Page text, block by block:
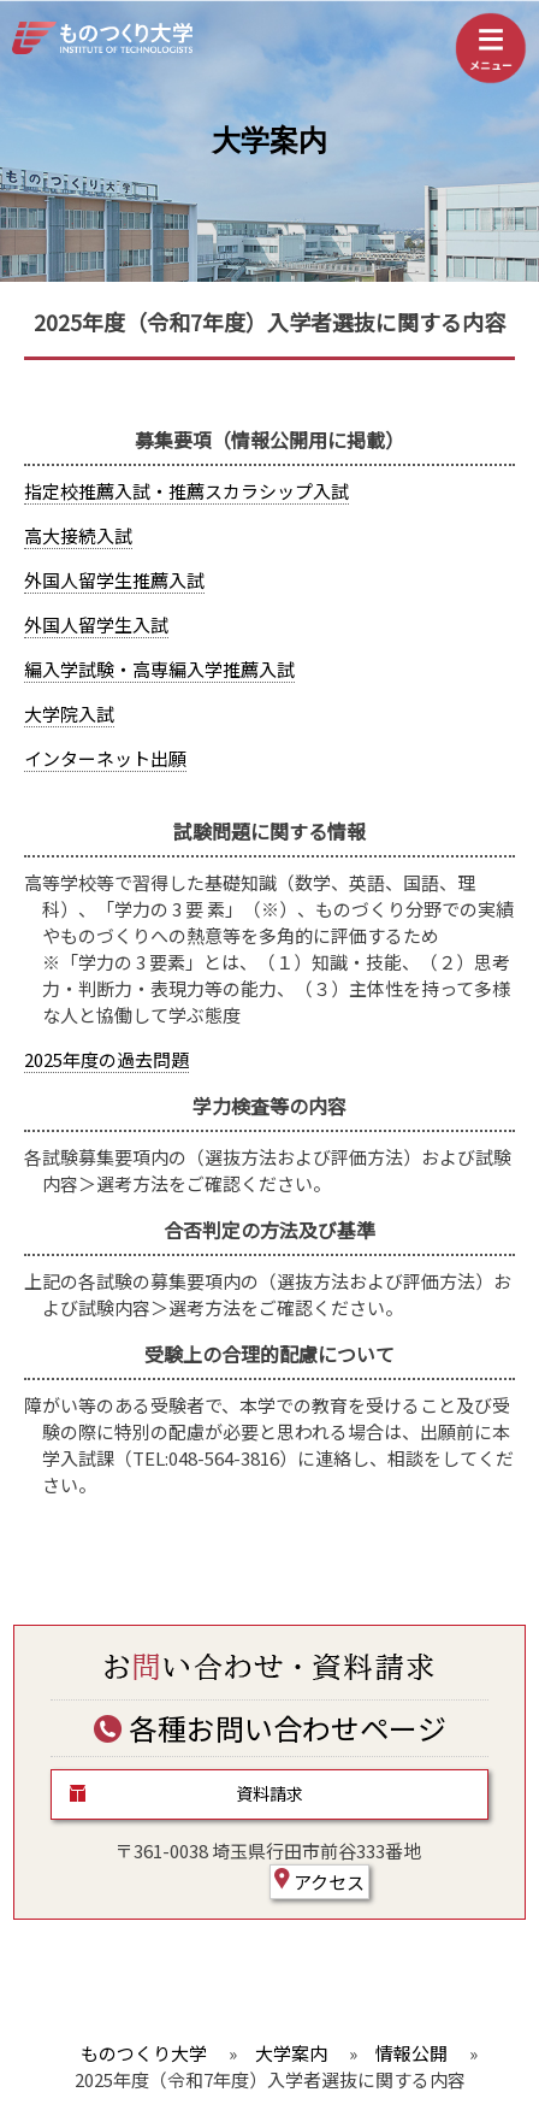
大学案内
2025年度（令和7年度）入学者選抜に関する内容
募集要項（情報公開用に掲載）
指定校推薦入試・推薦スカラシップ入試
高大接続入試
外国人留学生推薦入試
外国人留学生入試
編入学試験・高専編入学推薦入試
大学院入試
インターネット出願
試験問題に関する情報
高等学校等で習得した基礎知識（数学、英語、国語、理
科）、「学力の 3 要 素」（※）、ものづくり分野での実績
やものづくりへの熱意等を多角的に評価するため
※「学力の 3 要素」とは、（１）知識・技能、（２）思考
力・判断力・表現力等の能力、（３）主体性を持って多様
な人と協働して学ぶ態度
2025年度の過去問題
学力検査等の内容
各試験募集要項内の（選抜方法および評価方法）および試験
内容＞選考方法をご確認ください。
合否判定の方法及び基準
上記の各試験の募集要項内の（選抜方法および評価方法）お
よび試験内容＞選考方法をご確認ください。
受験上の合理的配慮について
障がい等のある受験者で、本学での教育を受けること及び受
験の際に特別の配慮が必要と思われる場合は、出願前に本
学入試課（TEL:048-564-3816）に連絡し、相談をしてくだ
さい。
各種お問い合わせページ
資料請求
〒361-0038 埼玉県行田市前谷333番地
アクセス
ものつくり大学 » 大学案内 » 情報公開
»
2025年度（令和7年度）入学者選抜に関する内容